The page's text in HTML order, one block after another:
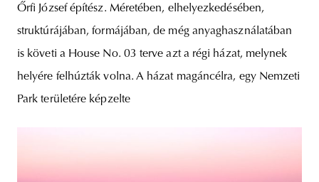
Őrfi József építész. Méretében, elhelyezkedésében,
struktúrájában, formájában, de még anyaghasználatában
is követi a House No. 03 terve azt a régi házat, melynek
helyére felhúzták volna. A házat magáncélra, egy Nemzeti
Park területére képzelte